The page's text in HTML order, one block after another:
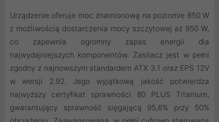
Urządzenie oferuje moc znamionową na poziomie 850 W
z możliwością dostarczenia mocy szczytowej aż 950 W,
co zapewnia ogromny zapas energii dla
najwydajniejszych komponentów. Zasilacz jest w pełni
zgodny z najnowszym standardem ATX 3.1 oraz EPS 12V
w wersji 2.92. Jego wyjątkową jakość potwierdza
najwyższy certyfikat sprawności 80 PLUS Titanium,
gwarantujący sprawność sięgającą 95,6% przy 50%